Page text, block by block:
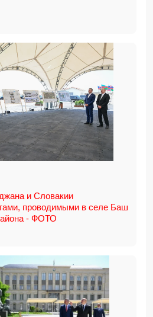
и Словакии
проводимыми в селе Баш
- ФОТО